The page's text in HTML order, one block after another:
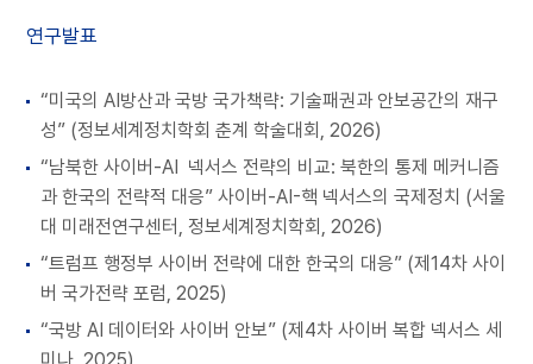
연구발표
“미국의 AI방산과 국방 국가책략: 기술패권과 안보공간의 재구
성” (정보세계정치학회 춘계 학술대회, 2026)
“남북한 사이버-AI 넥서스 전략의 비교: 북한의 통제 메커니즘
과 한국의 전략적 대응” 사이버-AI-핵 넥서스의 국제정치 (서울
대 미래전연구센터, 정보세계정치학회, 2026)
“트럼프 행정부 사이버 전략에 대한 한국의 대응” (제14차 사이
버 국가전략 포럼, 2025)
“국방 AI 데이터와 사이버 안보” (제4차 사이버 복합 넥서스 세